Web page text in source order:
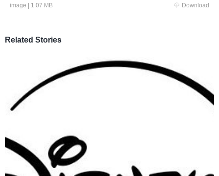
image 1.07 MB Download
Related Stories